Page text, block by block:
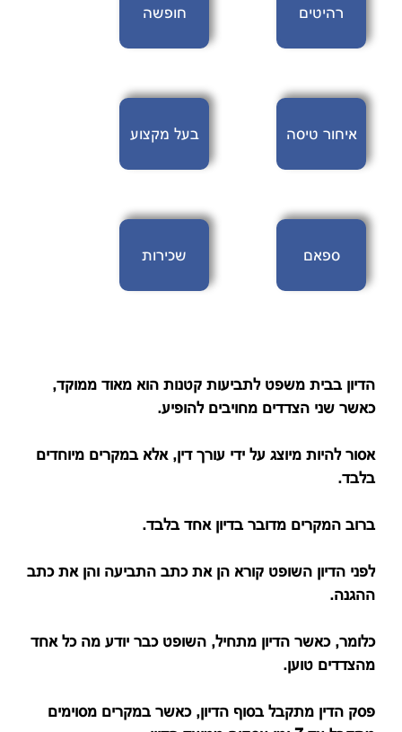
רהיטים חופשה
איחור טיסה בעל מקצוע
ספאם שכירות
הדיון בבית משפט לתביעות קטנות הוא מאוד ממוקד,
כאשר שני הצדדים מחויבים להופיע.
אסור להיות מיוצג על ידי עורך דין, אלא במקרים מיוחדים
בלבד.
ברוב המקרים מדובר בדיון אחד בלבד.
לפני הדיון השופט קורא הן את כתב התביעה והן את כתב
ההגנה.
כלומר, כאשר הדיון מתחיל, השופט כבר יודע מה כל אחד
מהצדדים טוען.
פסק הדין מתקבל בסוף הדיון, כאשר במקרים מסוימים